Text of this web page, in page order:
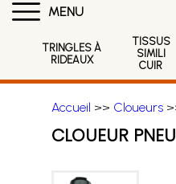
MENU
TRINGLES À
RIDEAUX
TISSUS
SIMILI
CUIR
Accueil >> Cloueurs
CLOUEUR